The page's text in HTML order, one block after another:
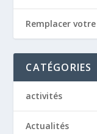
Remplacer
CATÉGORIES
activités
Actualités